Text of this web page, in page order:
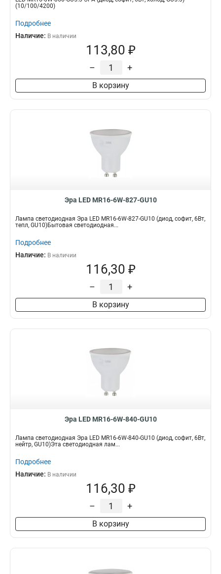
(10/100/4200)
Подробнее
Наличие: В наличии
113,80 ₽
– +
В корзину
Эра LED MR16-6W-827-GU10
Лампа светодиодная Эра LED MR16-6W-827-GU10 (диод, софит, 6Вт,
тепл, GU10)Бытовая светодиодная...
Подробнее
Наличие: В наличии
116,30 ₽
– +
В корзину
Эра LED MR16-6W-840-GU10
Лампа светодиодная Эра LED MR16-6W-840-GU10 (диод, софит, 6Вт,
нейтр, GU10)Эта светодиодная лам...
Подробнее
Наличие: В наличии
116,30 ₽
– +
В корзину